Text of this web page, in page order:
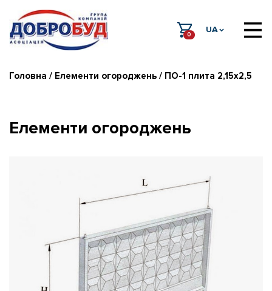
0
UA
Головна / Елементи огороджень / ПО-1 плита 2,15х2,5
Елементи огороджень